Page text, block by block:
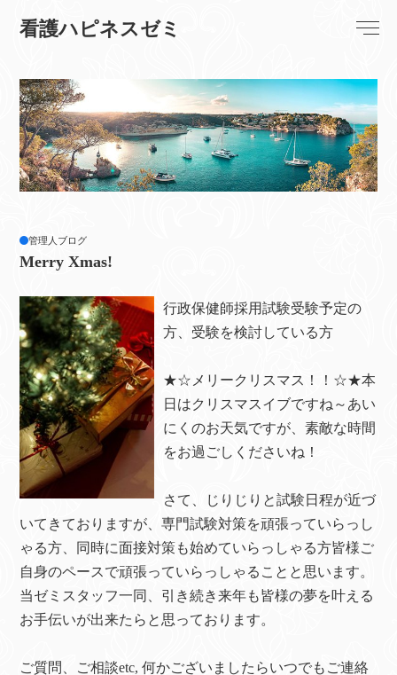
看護ハピネスゼミ
Merry Xmas!
管理人ブログ
行政保健師採用試験受験予定の
方、受験を検討している方
★☆メリークリスマス！！☆★本
日はクリスマスイブですね～あい
にくのお天気ですが、素敵な時間
をお過ごしくださいね！
さて、じりじりと試験日程が近づ
いてきておりますが、専門試験対策を頑張っていらっし
ゃる方、同時に面接対策も始めていらっしゃる方皆様ご
自身のペースで頑張っていらっしゃることと思います。
当ゼミスタッフ一同、引き続き来年も皆様の夢を叶える
お手伝いが出来たらと思っております。
ご質問、ご相談etc, 何かございましたらいつでもご連絡